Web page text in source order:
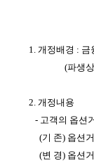
1. 개정배경 : 금
(파생
2. 개정내용
- 고객의 옵션
(기 존) 옵션
(변 경) 옵션